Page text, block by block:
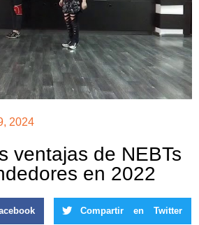
2024
ventajas de NEBTs
en 2022
Compartir en Twitter